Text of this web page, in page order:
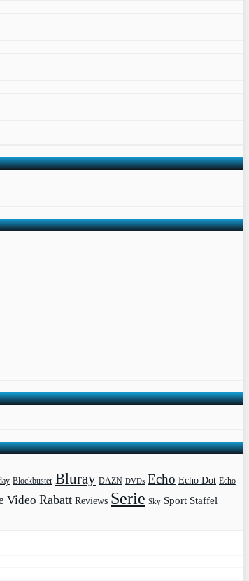
Blockbuster Bluray DAZN DVDs Echo Echo Dot Echo
Video Rabatt Reviews Serie Sky Sport Staffel